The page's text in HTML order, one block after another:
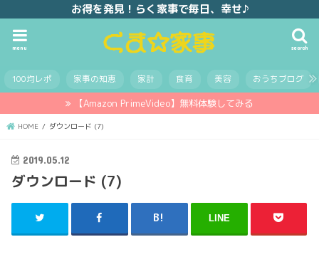
お得を発見！らく家事で毎日、幸せ♪
search
menu
100均レポ 家事の知恵 家計 食育 美容 おうちブログ
【Amazon PrimeVideo】無料体験してみる
HOME ダウンロード (7)
2019.05.12
ダウンロード (7)
LINE